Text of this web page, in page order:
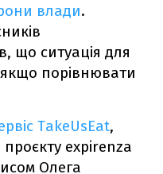
влади.
що ситуація для
якщо порівнювати
TakeUsEat,
expirenza
Олега